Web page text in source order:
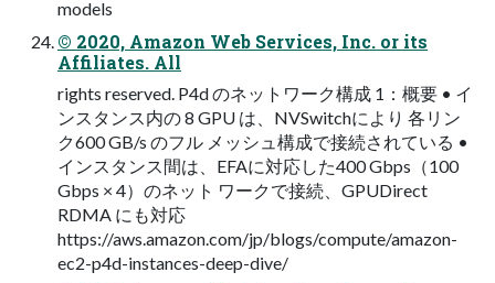
models
© 2020, Amazon Web Services, Inc. or its
Affiliates. All
rights reserved. P4d のネットワーク構成 1：概要 • イ
ンスタンス内の 8 GPU は、NVSwitchにより 各リン
ク600 GB/s のフル メッシュ構成で接続されている •
インスタンス間は、EFAに対応した400 Gbps（100
Gbps × 4）のネット ワークで接続、GPUDirect
RDMA にも対応
https://aws.amazon.com/jp/blogs/compute/amazon-
ec2-p4d-instances-deep-dive/